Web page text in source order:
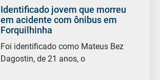
Identificado jovem que morreu
em acidente com ônibus em
Forquilhinha
Foi identificado como Mateus Bez
Dagostin, de 21 anos, o